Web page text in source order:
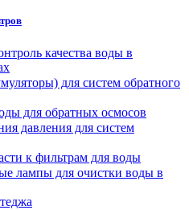
качества воды в
для систем обратного
для обратных осмосов
давления для систем
к фильтрам для воды
лампы для очистки воды в